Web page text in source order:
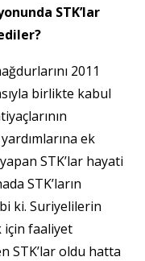
STK’lar
2011
birlikte kabul
ek
STK’lar hayati
STK’ların
ki. Suriyelilerin
için faaliyet
STK’lar oldu hatta